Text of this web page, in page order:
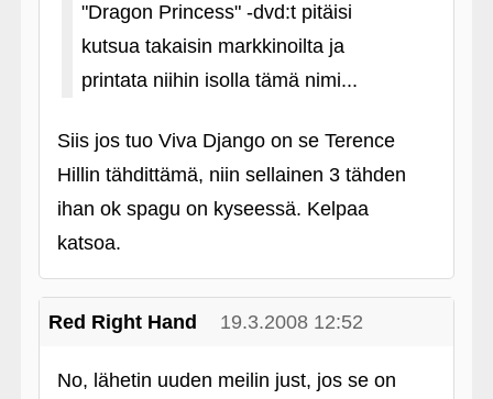
"Dragon Princess" ‑dvd:t pitäisi
kutsua takaisin markkinoilta ja
printata niihin isolla tämä nimi...
Siis jos tuo Viva Django on se Terence
Hillin tähdittämä, niin sellainen 3 tähden
ihan ok spagu on kyseessä. Kelpaa
katsoa.
Red Right Hand 19.3.2008 12:52
No, lähetin uuden meilin just, jos se on